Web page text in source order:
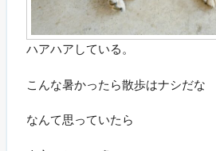
ハアハアしている。
こんな暑かったら散歩はナシだな
なんて思っていたら